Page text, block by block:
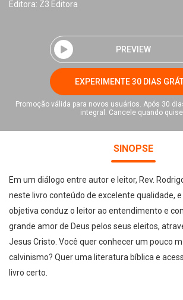
Editora: Z3 Editora
PREVIEW
EXPERIMENTE 30 DIAS
Promoção válida para novos usuários. Após 30
integral. Cancele quando
SINOPSE
Em um diálogo entre autor e leitor, Rev.
neste livro conteúdo de excelente qualidade,
objetiva conduz o leitor ao entendimento e
grande amor de Deus pelos seus eleitos,
Jesus Cristo. Você quer conhecer um pouco
calvinismo? Quer uma literatura bíblica e
livro certo.